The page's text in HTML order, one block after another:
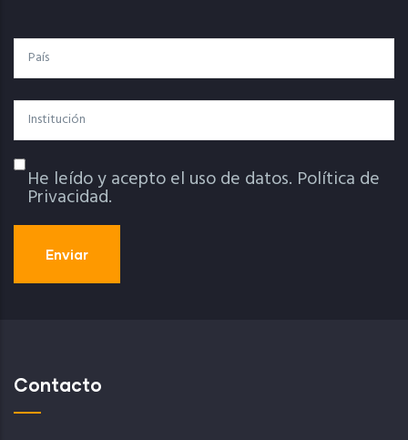
País
Institución
Política De Privacidad
He leído y acepto el uso de datos. Política de
Privacidad.
Contacto